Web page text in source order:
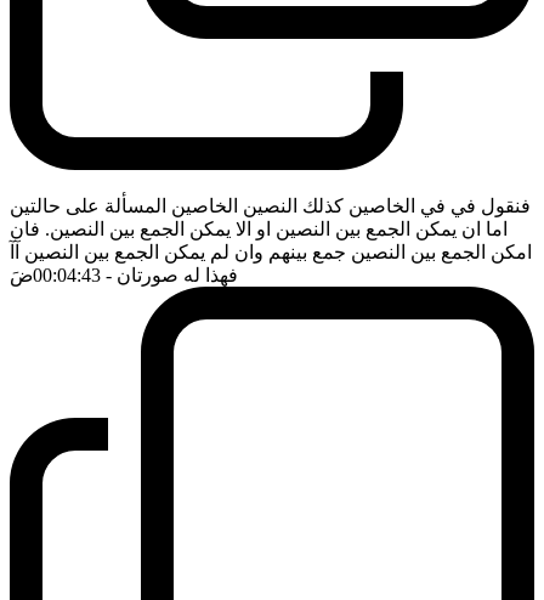
فنقول في في الخاصين كذلك النصين الخاصين المسألة على حالتين
اما ان يمكن الجمع بين النصين او الا يمكن الجمع بين النصين. فان
امكن الجمع بين النصين جمع بينهم وان لم يمكن الجمع بين النصين آآ
فهذا له صورتان - 00:04:43 ضَ